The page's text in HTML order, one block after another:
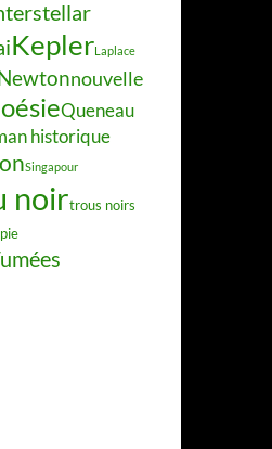
KeplerLaplace
nouvelle
Queneau
historique
Singapour
noirtrous noirs